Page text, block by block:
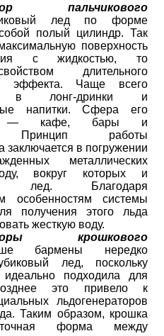
пальчикового
лед по форме
полый цилиндр. Так
поверхность
с жидкостью, то
длительного
эффекта. Чаще всего
в лонг-дринки и
напитки. Сфера его
— кафе, бары и
Принцип работы
заключается в погружении
металлических
вокруг которых и
лед. Благодаря
особенностям системы
получения этого льда
жесткую воду.
крошкового
бармены нередко
лед, поскольку
подходила для
это привело к
льдогенераторов
Таким образом, крошка
форма между